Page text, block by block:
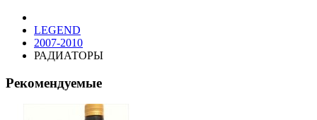
LEGEND
2007-2010
РАДИАТОРЫ
Рекомендуемые